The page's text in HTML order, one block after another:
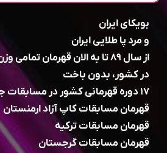
بویکای ایران
و مرد پا طلایی ایران
از سال ۸۹ تا به الان قهرمان
در کشور، بدون باخت
۱۷ دوره قهرمانی کشور در مسابقات جدولی و سوپراستار
قهرمان مسابقات کاپ آزاد ارمنستان
قهرمان مسابقات ترکیه
قهرمان مسابقات گرجستان